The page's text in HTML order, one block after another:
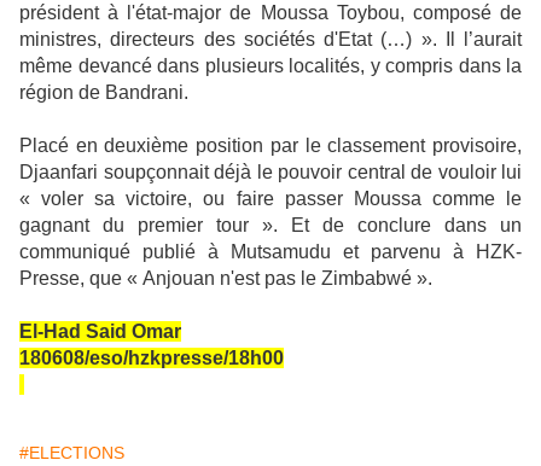
président à l'état-major de Moussa Toybou, composé de
ministres, directeurs des sociétés d'Etat (…) ». Il l’aurait
même devancé dans plusieurs localités, y compris dans la
région de Bandrani.
Placé en deuxième position par le classement provisoire,
Djaanfari soupçonnait déjà le pouvoir central de vouloir lui
« voler sa victoire, ou faire passer Moussa comme le
gagnant du premier tour ». Et de conclure dans un
communiqué publié à Mutsamudu et parvenu à HZK-
Presse, que « Anjouan n'est pas le Zimbabwé ».
El-Had Said Omar
180608/eso/hzkpresse/18h00
#ELECTIONS